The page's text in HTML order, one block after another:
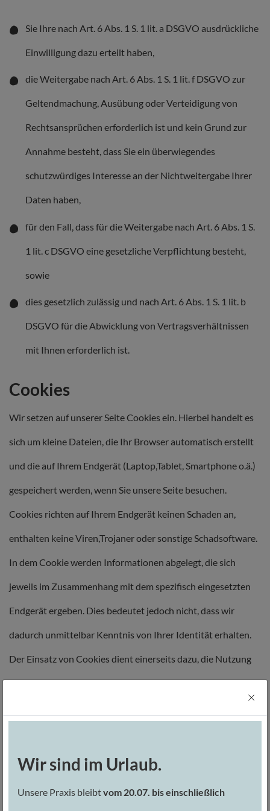
Sie Ihre nach Art. 6 Abs. 1 S. 1 lit. a DSGVO ausdrückliche
Einwilligung dazu erteilt haben,
die Weitergabe nach Art. 6 Abs. 1 S. 1 lit. f DSGVO zur
Geltendmachung, Ausübung oder Verteidigung von
Rechtsansprüchen erforderlich ist und kein Grund zur
Annahme besteht, dass Sie ein überwiegendes
schutzwürdiges Interesse an der Nichtweitergabe Ihrer
Daten haben,
für den Fall, dass für die Weitergabe nach Art. 6 Abs. 1 S.
1 lit. c DSGVO eine gesetzliche Verpflichtung besteht,
sowie
dies gesetzlich zulässig und nach Art. 6 Abs. 1 S. 1 lit. b
DSGVO für die Abwicklung von Vertragsverhältnissen
mit Ihnen erforderlich ist.
Cookies
Wir setzen auf unserer Seite Cookies ein. Hierbei handelt es
sich um kleine Dateien, die Ihr Browser automatisch erstellt
und die auf Ihrem Endgerät (Laptop,Tablet, Smartphone o.ä.)
gespeichert werden, wenn Sie unsere Seite besuchen.
Cookies richten auf Ihrem Endgerät keinen Schaden an,
enthalten keine Viren,Trojaner oder sonstige Schadsoftware.
In dem Cookie werden Informationen abgelegt, die sich
jeweils im Zusammenhang mit dem spezifisch eingesetzten
Endgerät ergeben. Dies bedeutet jedoch nicht, dass wir
dadurch unmittelbar Kenntnis von Ihrer Identität erhalten.
Der Einsatz von Cookies dient einerseits dazu, die Nutzung
unseres Angebots für Sie angenehmer zu gestalten. So setzen
Wir sind im Urlaub.
Unsere Praxis bleibtvom 20.07. bis einschließlich